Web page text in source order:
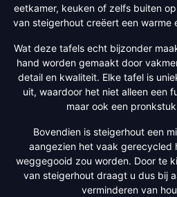
eetkamer, keuken of zelfs buiten
van steigerhout creëert een warme
Wat deze tafels echt bijzonder
hand worden gemaakt door
detail en kwaliteit. Elke tafel is
uit, waardoor het niet alleen een
maar ook een
Bovendien is steigerhout een
aangezien het vaak
weggegooid zou worden. Door te
van steigerhout draagt u dus bij
verminderen van